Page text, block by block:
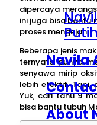
Putih
Navila
About
dipercaya
ini juga bisa bantu
proses mengejan.
Beberapa jenis
ternyata punya
senyawa mirip
lebih efektif. Tapi,
Yuk, cari tahu 9
bisa bantu tubuh